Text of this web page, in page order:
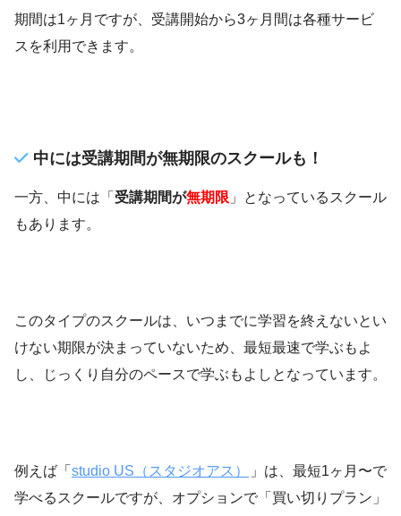
期間は1ヶ月ですが、受講開始から3ヶ月間は各種サービ
スを利用できます。
中には受講期間が無期限のスクールも！
一方、中には「 受講期間が無期限 」となっているスクール
もあります。
このタイプのスクールは、いつまでに学習を終えないとい
けない期限が決まっていないため、最短最速で学ぶもよ
し、じっくり自分のペースで学ぶもよしとなっています。
例えば「 studio US（スタジオアス）
」は、最短1ヶ月〜で
学べるスクールですが、オプションで「買い切りプラン」